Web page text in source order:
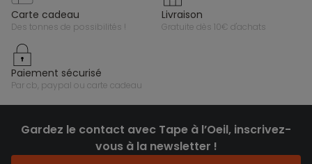
carte cadeau
des tonnes de possibilités !
livraison
gratuite dès 10€ d'achats
paiement sécurisé
par cb, paypal ou carte cadeau
Gardez le contact avec Tape à l’Oeil, inscrivez-
vous à la newsletter !